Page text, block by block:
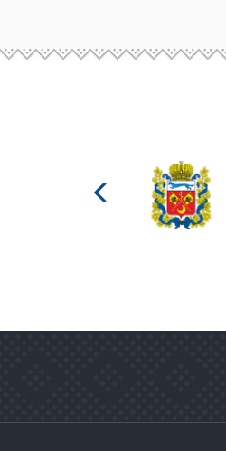
культуры
Российской